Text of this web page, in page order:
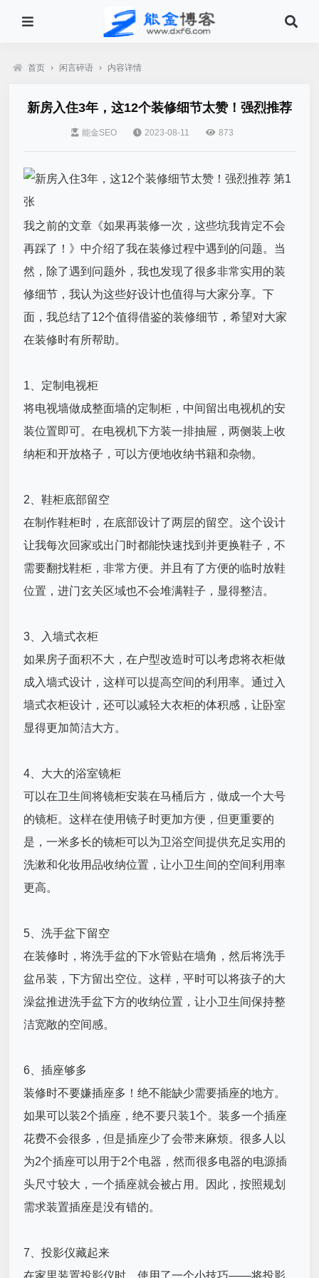
首页 › 闲言碎语 › 内容详情
新房入住3年，这12个装修细节太赞！强烈推荐
能金SEO 2023-08-11 873
我之前的文章《如果再装修一次，这些坑我肯定不会
再踩了！》中介绍了我在装修过程中遇到的问题。当
然，除了遇到问题外，我也发现了很多非常实用的装
修细节，我认为这些好设计也值得与大家分享。下
面，我总结了12个值得借鉴的装修细节，希望对大家
在装修时有所帮助。
1、定制电视柜
将电视墙做成整面墙的定制柜，中间留出电视机的安
装位置即可。在电视机下方装一排抽屉，两侧装上收
纳柜和开放格子，可以方便地收纳书籍和杂物。
2、鞋柜底部留空
在制作鞋柜时，在底部设计了两层的留空。这个设计
让我每次回家或出门时都能快速找到并更换鞋子，不
需要翻找鞋柜，非常方便。并且有了方便的临时放鞋
位置，进门玄关区域也不会堆满鞋子，显得整洁。
3、入墙式衣柜
如果房子面积不大，在户型改造时可以考虑将衣柜做
成入墙式设计，这样可以提高空间的利用率。通过入
墙式衣柜设计，还可以减轻大衣柜的体积感，让卧室
显得更加简洁大方。
4、大大的浴室镜柜
可以在卫生间将镜柜安装在马桶后方，做成一个大号
的镜柜。这样在使用镜子时更加方便，但更重要的
是，一米多长的镜柜可以为卫浴空间提供充足实用的
洗漱和化妆用品收纳位置，让小卫生间的空间利用率
更高。
5、洗手盆下留空
在装修时，将洗手盆的下水管贴在墙角，然后将洗手
盆吊装，下方留出空位。这样，平时可以将孩子的大
澡盆推进洗手盆下方的收纳位置，让小卫生间保持整
洁宽敞的空间感。
6、插座够多
装修时不要嫌插座多！绝不能缺少需要插座的地方。
如果可以装2个插座，绝不要只装1个。装多一个插座
花费不会很多，但是插座少了会带来麻烦。很多人以
为2个插座可以用于2个电器，然而很多电器的电源插
头尺寸较大，一个插座就会被占用。因此，按照规划
需求装置插座是没有错的。
7、投影仪藏起来
在家里装置投影仪时，使用了一个小技巧——将投影